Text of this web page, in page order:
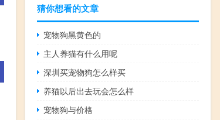
猜你想看的文章
宠物狗黑黄色的
主人养猫有什么用呢
深圳买宠物狗怎么样买
养猫以后出去玩会怎么样
宠物狗与价格